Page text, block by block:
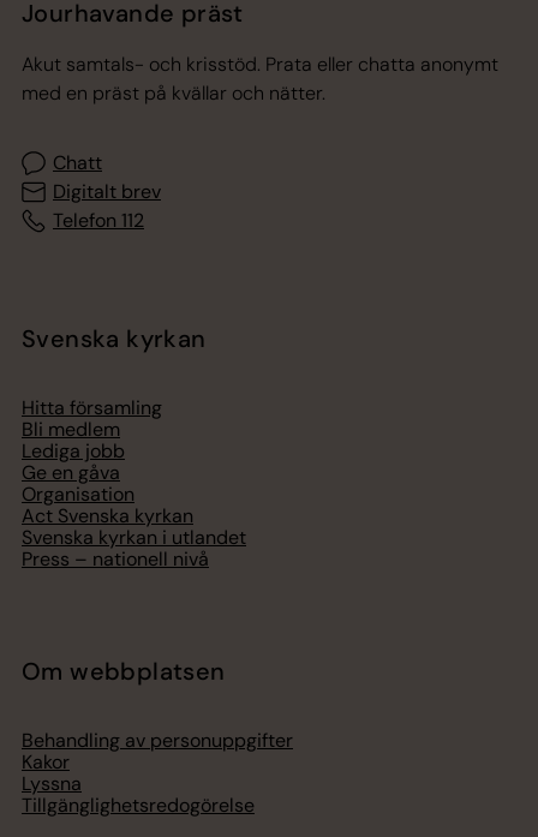
Jourhavande präst
Akut samtals- och krisstöd. Prata eller chatta anonymt
med en präst på kvällar och nätter.
Chatt
Digitalt brev
Telefon 112
Svenska kyrkan
Hitta församling
Bli medlem
Lediga jobb
Ge en gåva
Organisation
Act Svenska kyrkan
Svenska kyrkan i utlandet
Press – nationell nivå
Om webbplatsen
Behandling av personuppgifter
Kakor
Lyssna
Tillgänglighetsredogörelse